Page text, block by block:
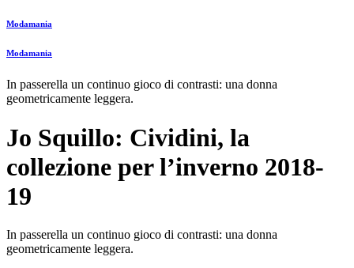
Modamania
Modamania
In passerella un continuo gioco di contrasti: una donna
geometricamente leggera.
Jo Squillo: Cividini, la
collezione per lʼinverno 2018-
19
In passerella un continuo gioco di contrasti: una donna
geometricamente leggera.